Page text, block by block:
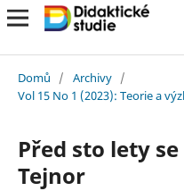
Domů / Archivy /
Vol 15 No 1 (2023): Teorie a
Před sto lety
Tejnor